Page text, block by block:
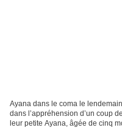
Ayana dans le coma le
dans l’appréhension d’un coup
leur petite Ayana, âgée de cinq